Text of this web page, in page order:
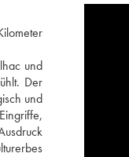
und
Der
und